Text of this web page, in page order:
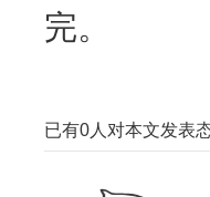
完。
已有0 人对本文发表